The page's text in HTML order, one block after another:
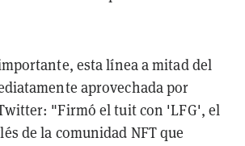
esta línea a mitad del
aprovechada por
"Firmó el tuit con 'LFG', el
de la comunidad NFT que